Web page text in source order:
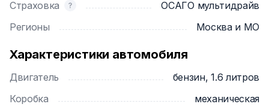
Страховка
ОСАГО мультидрайв
Регионы
Москва и МО
Характеристики автомобиля
Двигатель
бензин, 1.6 литров
Коробка
механическая